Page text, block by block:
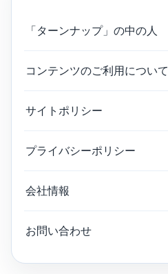
「ターンナップ」の中の人
コンテンツのご利用について
サイトポリシー
プライバシーポリシー
会社情報
お問い合わせ